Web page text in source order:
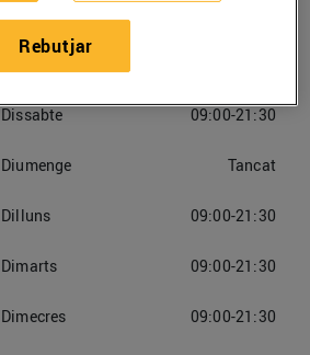
Dijous
Dissabte 09:00-21:30
Diumenge Tancat
Dilluns 09:00-21:30
Dimarts 09:00-21:30
Dimecres 09:00-21:30
Rebutjar